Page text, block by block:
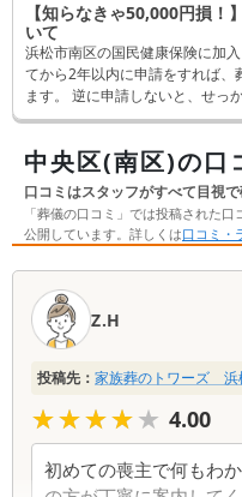
【知らなきゃ50,000円損
いて
浜松市南区の国民健康保険に加
てから2年以内に申請をすれば
ます。 逆に申請しないと、せっ
くなってしまいます。 そんなこ
中央区(南区)の口
口コミはスタッフがすべて目視
「葬儀の口コミ」では投稿された
公開しています。詳しくは口コミ・
Z.H
投稿先： 家族葬のトワーズ 浜
★★★★★
★★★★★ 4.00
初めての喪主で何もわ